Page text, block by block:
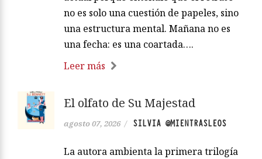
no es solo una cuestión de papeles, sino
una estructura mental. Mañana no es
una fecha: es una coartada….
Leer más
El olfato de Su Majestad
agosto 07, 2026 / SILVIA @MIENTRASLEOS
La autora ambienta la primera trilogía